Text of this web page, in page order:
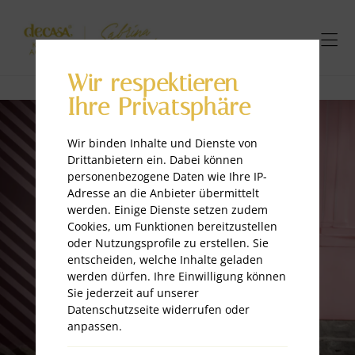
Wir respektieren
Ihre Privatsphäre
Wir binden Inhalte und Dienste von
Drittanbietern ein. Dabei können
personenbezogene Daten wie Ihre IP-
Adresse an die Anbieter übermittelt
werden. Einige Dienste setzen zudem
Cookies, um Funktionen bereitzustellen
oder Nutzungsprofile zu erstellen. Sie
entscheiden, welche Inhalte geladen
werden dürfen. Ihre Einwilligung können
Sie jederzeit auf unserer
Datenschutzseite widerrufen oder
anpassen.